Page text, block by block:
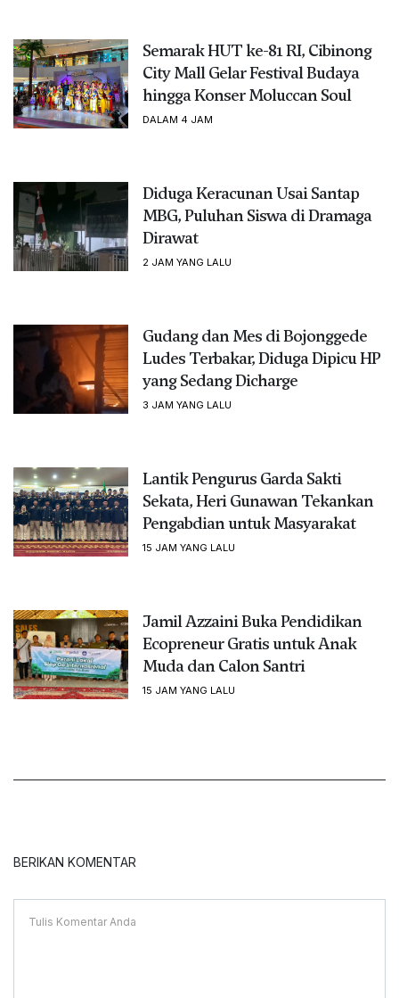
Semarak HUT ke-81 RI, Cibinong
City Mall Gelar Festival Budaya
hingga Konser Moluccan Soul
DALAM 4 JAM
Diduga Keracunan Usai Santap
MBG, Puluhan Siswa di Dramaga
Dirawat
2 JAM YANG LALU
Gudang dan Mes di Bojonggede
Ludes Terbakar, Diduga Dipicu HP
yang Sedang Dicharge
3 JAM YANG LALU
Lantik Pengurus Garda Sakti
Sekata, Heri Gunawan Tekankan
Pengabdian untuk Masyarakat
15 JAM YANG LALU
Jamil Azzaini Buka Pendidikan
Ecopreneur Gratis untuk Anak
Muda dan Calon Santri
15 JAM YANG LALU
BERIKAN KOMENTAR